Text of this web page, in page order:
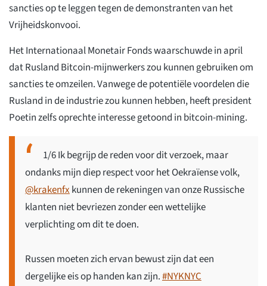
sancties op te leggen tegen de demonstranten van het
Vrijheidskonvooi.
Het Internationaal Monetair Fonds waarschuwde in april
dat Rusland Bitcoin-mijnwerkers zou kunnen gebruiken om
sancties te omzeilen. Vanwege de potentiële voordelen die
Rusland in de industrie zou kunnen hebben, heeft president
Poetin zelfs oprechte interesse getoond in bitcoin-mining.
1/6 Ik begrijp de reden voor dit verzoek, maar
ondanks mijn diep respect voor het Oekraïense volk,
@krakenfxkunnen de rekeningen van onze Russische
klanten niet bevriezen zonder een wettelijke
verplichting om dit te doen.
Russen moeten zich ervan bewust zijn dat een
dergelijke eis op handen kan zijn.#NYKNYC